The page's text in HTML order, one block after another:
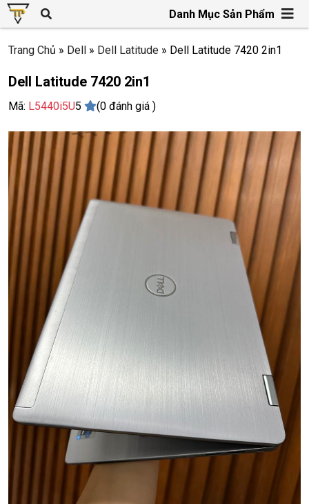
Danh Mục Sản Phẩm
Trang Chủ » Dell » Dell Latitude » Dell Latitude 7420 2in1
Dell Latitude 7420 2in1
Mã: L5440i5U5 (0 đánh giá )